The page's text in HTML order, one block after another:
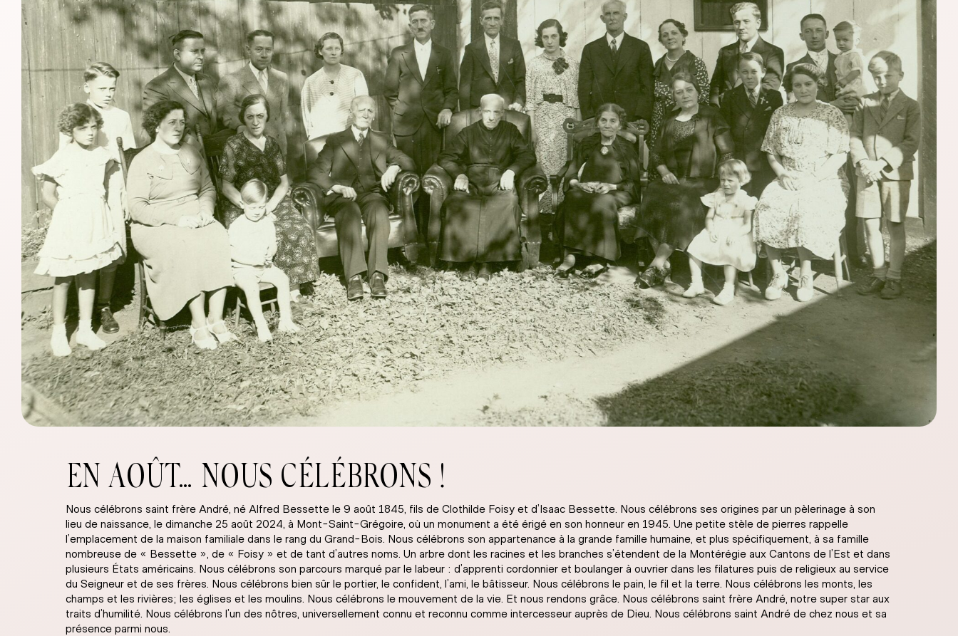
EN AOÛT… NOUS CÉLÉBRONS !
Nous célébrons saint frère André, né Alfred Bessette le 9 août 1845, fils de Clothilde Foisy et d’Isaac Bessette. Nous célébrons ses origines par un pèlerinage à son
lieu de naissance, le dimanche 25 août 2024, à Mont-Saint-Grégoire, où un monument a été érigé en son honneur en 1945. Une petite stèle de pierres rappelle
l’emplacement de la maison familiale dans le rang du Grand-Bois. Nous célébrons son appartenance à la grande famille humaine, et plus spécifiquement, à sa famille
nombreuse de « Bessette », de « Foisy » et de tant d’autres noms. Un arbre dont les racines et les branches s’étendent de la Montérégie aux Cantons de l’Est et dans
plusieurs États américains. Nous célébrons son parcours marqué par le labeur : d’apprenti cordonnier et boulanger à ouvrier dans les filatures puis de religieux au service
du Seigneur et de ses frères. Nous célébrons bien sûr le portier, le confident, l’ami, le bâtisseur. Nous célébrons le pain, le fil et la terre. Nous célébrons les monts, les
champs et les rivières; les églises et les moulins. Nous célébrons le mouvement de la vie. Et nous rendons grâce. Nous célébrons saint frère André, notre super star aux
traits d’humilité. Nous célébrons l’un des nôtres, universellement connu et reconnu comme intercesseur auprès de Dieu. Nous célébrons saint André de chez nous et sa
présence parmi nous.